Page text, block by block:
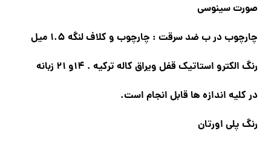
صورت سینوسی
چارچوب در ب ضد سرقت : چارچوب و کلاف لنگه 1.5 میل
رنگ الکترو استاتیک قفل ویراق کاله ترکیه . 14و 21 زبانه
در کلیه اندازه ها قابل انجام است.
رنگ پلی اورتان